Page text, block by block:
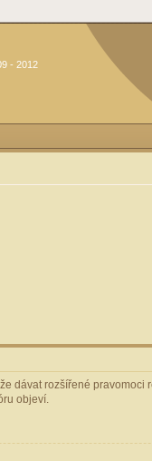
- 2012
dávat rozšířené
objeví.